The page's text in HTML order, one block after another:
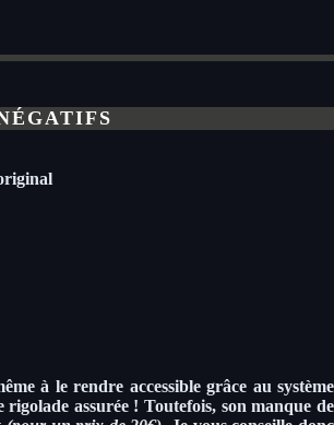
à le rendre accessible grâce au système
assurée ! Toutefois, son manque de